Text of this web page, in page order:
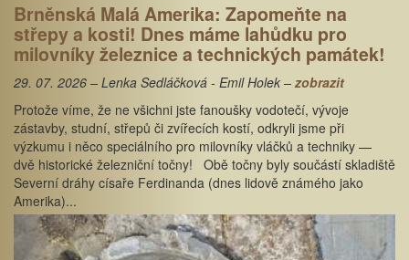
Brněnská Malá Amerika: Zapomeňte na
střepy a kosti! Dnes máme lahůdku pro
milovníky železnice a technických památek!
29. 07. 2026 – Lenka Sedláčková - Emil Holek – zobrazit
Protože víme, že ne všichni jste fanoušky vodotečí, vývoje
zástavby, studní, střepů či zvířecích kostí, odkryli jsme při
výzkumu i něco speciálního pro milovníky vláčků a techniky —
dvě historické železniční točny! Obě točny byly součástí skladiště
Severní dráhy císaře Ferdinanda (dnes lidově známého jako
Amerika)...